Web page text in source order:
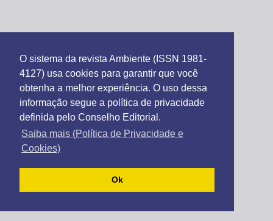
O sistema da revista Ambiente (ISSN 1981-
4127) usa cookies para garantir que você
obtenha a melhor experiência. O uso dessa
informação segue a política de privacidade
definida pelo Conselho Editorial.
Saiba mais (Política de Privacidade e
Cookies)
Ok